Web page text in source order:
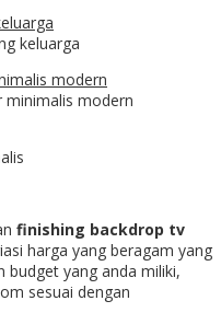
keluarga
minimalis modern
finishing backdrop tv
harga yang beragam yang
budget yang anda miliki,
sesuai dengan